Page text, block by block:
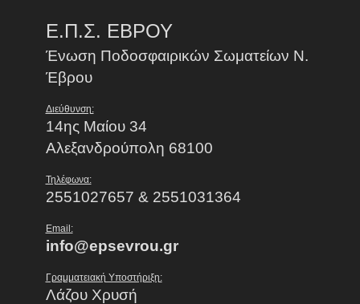
Ε.Π.Σ. ΕΒΡΟΥ
Ένωση Ποδοσφαιρικών Σωματείων Ν.
Έβρου
Διεύθυνση:
14ης Μαίου 34
Αλεξανδρούπολη 68100
Τηλέφωνα:
2551027657 & 2551031364
Email:
info@epsevrou.gr
Γραμματειακή Υποστήριξη:
Λάζου Χρυσή